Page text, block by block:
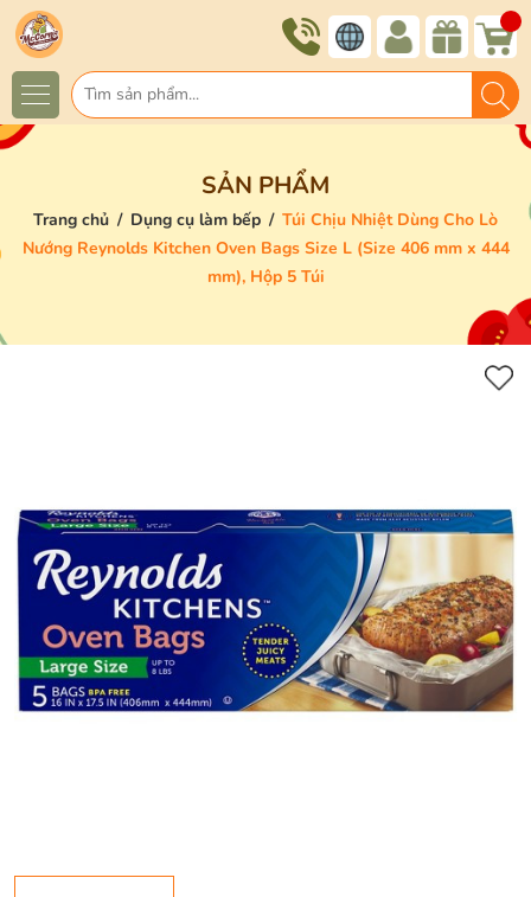
SẢN PHẨM
Trang chủ / Dụng cụ làm bếp / Túi Chịu Nhiệt Dùng Cho Lò
Nướng Reynolds Kitchen Oven Bags Size L (Size 406 mm x 444
mm), Hộp 5 Túi